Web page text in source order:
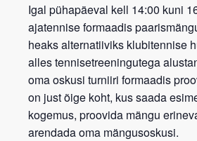
Igal pühapäeval kell 14:00 kuni
ajatennise formaadis
heaks alternatiiviks klubitennise
alles tennisetreeningutega
oma oskusi turniiri formaadis
on just õige koht, kus saada
kogemus, proovida mängu
arendada oma mängusoskusi.